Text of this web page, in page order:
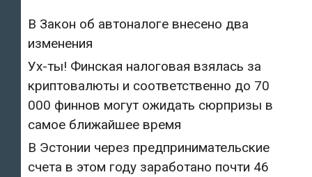
В Закон об автоналоге внесено два
изменения
Ух-ты! Финская налоговая взялась за
криптовалюты и соответственно до 70
000 финнов могут ожидать сюрпризы в
самое ближайшее время
В Эстонии через предпринимательские
счета в этом году заработано почти 46